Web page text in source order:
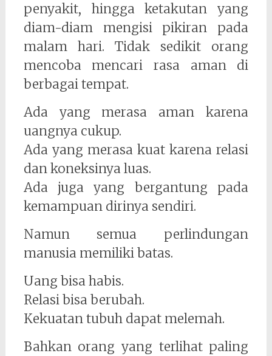
penyakit, hingga ketakutan yang
diam-diam mengisi pikiran pada
malam hari. Tidak sedikit orang
mencoba mencari rasa aman di
berbagai tempat.
Ada yang merasa aman karena
uangnya cukup.
Ada yang merasa kuat karena relasi
dan koneksinya luas.
Ada juga yang bergantung pada
kemampuan dirinya sendiri.
Namun semua perlindungan
manusia memiliki batas.
Uang bisa habis.
Relasi bisa berubah.
Kekuatan tubuh dapat melemah.
Bahkan orang yang terlihat paling